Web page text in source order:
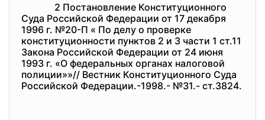
2 Постановление Конституционного
Суда Российской Федерации от 17 декабря
1996 г. №20-П « По делу о проверке
конституционности пунктов 2 и 3 части 1 ст.11
Закона Российской Федерации от 24 июня
1993 г. «О федеральных органах налоговой
полиции»»// Вестник Конституционного Суда
Российской Федерации.-1998.- №31.- ст.3824.